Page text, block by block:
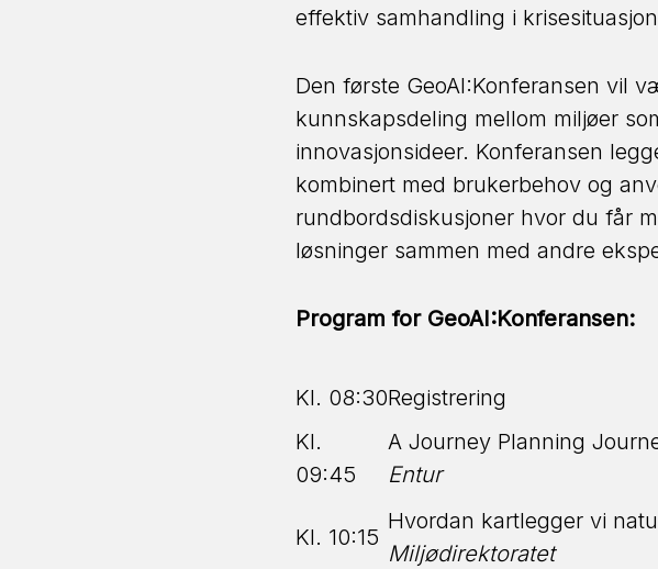
effektiv samhandling i
Den første GeoAI:Konferansen vil
kunnskapsdeling mellom miljøer
innovasjonsideer. Konferansen
kombinert med brukerbehov og
rundbordsdiskusjoner hvor du får
løsninger sammen med andre
Program for GeoAI:Konferansen:
Kl. 08:30Registrering
Kl.
09:45
A Journey Planning
Entur
Kl. 10:15
Hvordan kartlegger vi
Miljødirektoratet